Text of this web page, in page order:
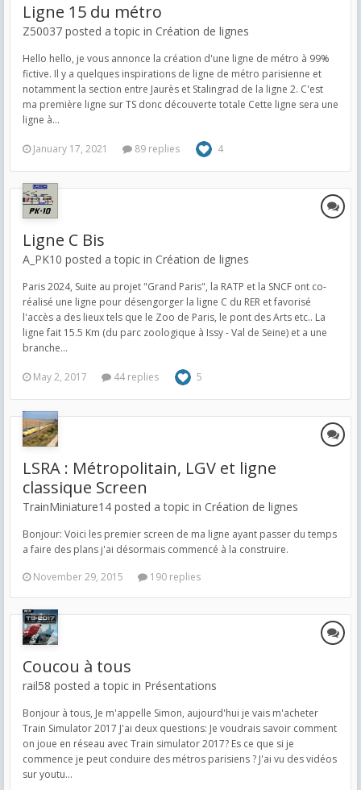
Ligne 15 du métro
Z50037 posted a topic in Création de lignes
Hello hello, je vous annonce la création d'une ligne de métro à 99%
fictive. Il y a quelques inspirations de ligne de métro parisienne et
notamment la section entre Jaurès et Stalingrad de la ligne 2. C'est
ma première ligne sur TS donc découverte totale Cette ligne sera une
ligne à...
January 17, 2021 89 replies 4
Ligne C Bis
A_PK10 posted a topic in Création de lignes
Paris 2024, Suite au projet "Grand Paris", la RATP et la SNCF ont co-
réalisé une ligne pour désengorger la ligne C du RER et favorisé
l'accès a des lieux tels que le Zoo de Paris, le pont des Arts etc.. La
ligne fait 15.5 Km (du parc zoologique à Issy - Val de Seine) et a une
branche...
May 2, 2017 44 replies 5
LSRA : Métropolitain, LGV et ligne
classique Screen
TrainMiniature14 posted a topic in Création de lignes
Bonjour: Voici les premier screen de ma ligne ayant passer du temps
a faire des plans j'ai désormais commencé à la construire.
November 29, 2015
190 replies
Coucou à tous
rail58 posted a topic in Présentations
Bonjour à tous, Je m'appelle Simon, aujourd'hui je vais m'acheter
Train Simulator 2017 J'ai deux questions: Je voudrais savoir comment
on joue en réseau avec Train simulator 2017? Es ce que si je
commence je peut conduire des métros parisiens ? J'ai vu des vidéos
sur youtu...